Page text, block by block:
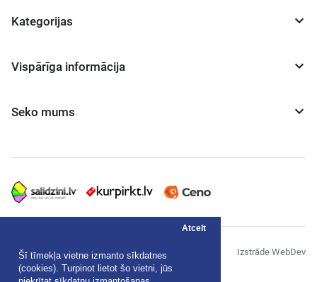
Šī tīmekļa vietne izmanto sīkdatnes
(cookies). Turpinot lietot šo vietni, jūs
Atcelt
Kategorijas
Vispārīga informācija
Seko mums
© "AS Akvedukts" 2026
Privātuma politika
Izstrāde WebDev